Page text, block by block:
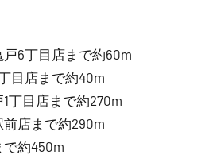
6丁目店まで約60m
目店まで約40m
丁目店まで約270m
前店まで約290m
約450m